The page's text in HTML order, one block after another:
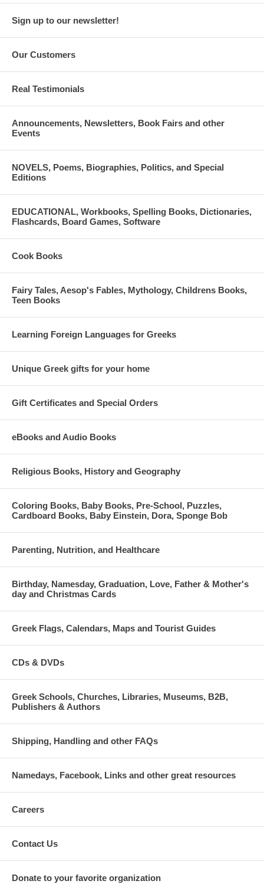
Sign up to our newsletter!
Our Customers
Real Testimonials
Announcements, Newsletters, Book Fairs and other
Events
NOVELS, Poems, Biographies, Politics, and Special
Editions
EDUCATIONAL, Workbooks, Spelling Books, Dictionaries,
Flashcards, Board Games, Software
Cook Books
Fairy Tales, Aesop's Fables, Mythology, Childrens Books,
Teen Books
Learning Foreign Languages for Greeks
Unique Greek gifts for your home
Gift Certificates and Special Orders
eBooks and Audio Books
Religious Books, History and Geography
Coloring Books, Baby Books, Pre-School, Puzzles,
Cardboard Books, Baby Einstein, Dora, Sponge Bob
Parenting, Nutrition, and Healthcare
Birthday, Namesday, Graduation, Love, Father & Mother's
day and Christmas Cards
Greek Flags, Calendars, Maps and Tourist Guides
CDs & DVDs
Greek Schools, Churches, Libraries, Museums, B2B,
Publishers & Authors
Shipping, Handling and other FAQs
Namedays, Facebook, Links and other great resources
Careers
Contact Us
Donate to your favorite organization